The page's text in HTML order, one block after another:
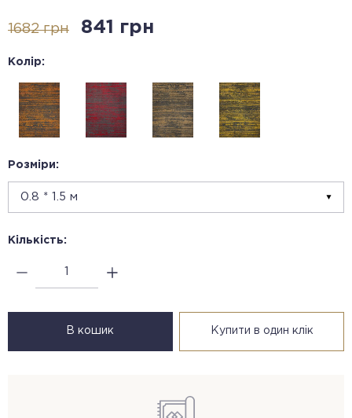
1682 грн 841 грн
Колір:
Розміри:
Кількість:
В кошик Купити в один клік